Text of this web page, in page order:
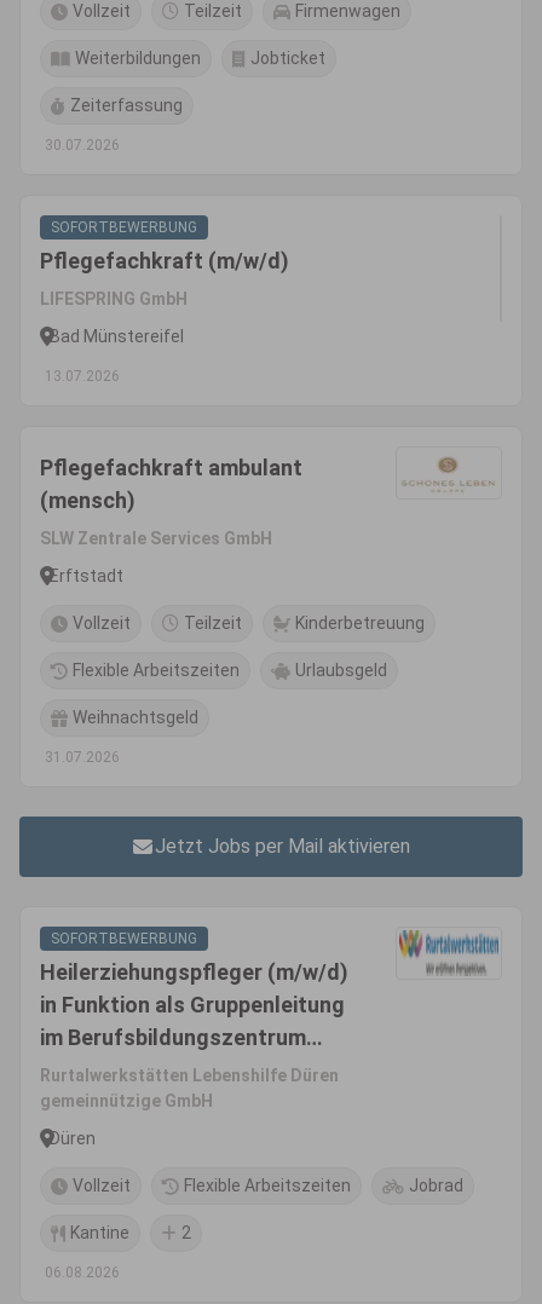
Vollzeit Teilzeit Firmenwagen
Weiterbildungen Jobticket
Zeiterfassung
30.07.2026
SOFORTBEWERBUNG
Pflegefachkraft (m/w/d)
LIFESPRING GmbH
Bad Münstereifel
13.07.2026
Pflegefachkraft ambulant
(mensch)
SLW Zentrale Services GmbH
Erftstadt
Vollzeit Teilzeit Kinderbetreuung
Flexible Arbeitszeiten Urlaubsgeld
Weihnachtsgeld
31.07.2026
Jetzt Jobs per Mail aktivieren
SOFORTBEWERBUNG
Heilerziehungspfleger (m/w/d)
in Funktion als Gruppenleitung
im Berufsbildungszentrum
(BS7) für das
Eingangsverfahren
Rurtalwerkstätten Lebenshilfe Düren
gemeinnützige GmbH
Düren
Vollzeit Flexible Arbeitszeiten Jobrad
Kantine 2
06.08.2026